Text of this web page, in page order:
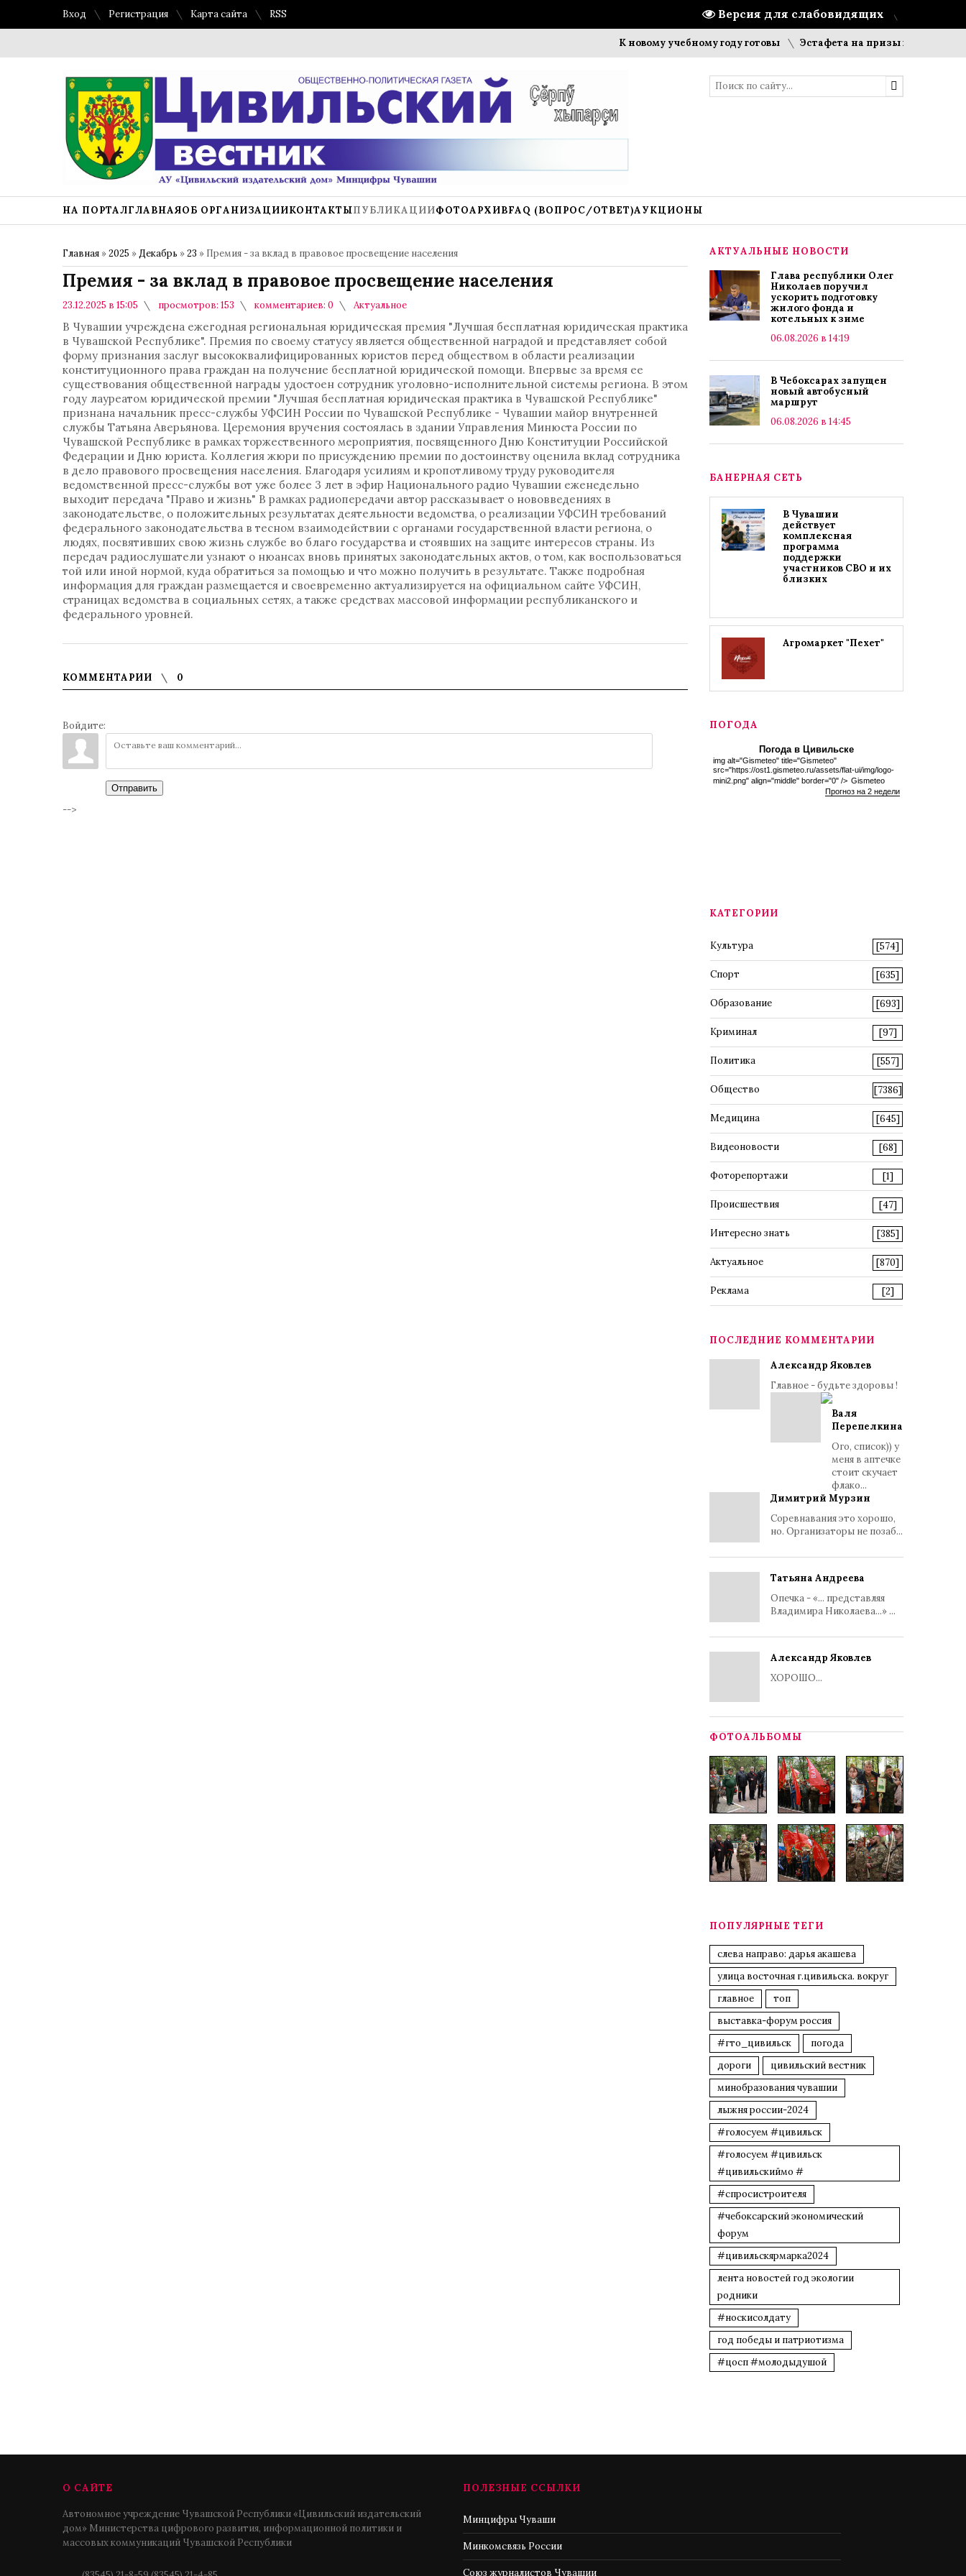
Версия для слабовидящих
Вход Регистрация Карта сайта RSS
К новому учебному году готовы Эстафета на призы газеты
НА ПОРТАЛГЛАВНАЯОБ ОРГАНИЗАЦИИКОНТАКТЫПУБЛИКАЦИИФОТОАРХИВFAQ (ВОПРОС/ОТВЕТ)АУКЦИОНЫ
Главная »2025 »Декабрь »23 » Премия - за вклад в правовое просвещение населения
Премия - за вклад в правовое просвещение населения
23.12.2025 в 15:05 просмотров: 153 комментариев: 0 Актуальное
В Чувашии учреждена ежегодная региональная юридическая премия "Лучшая бесплатная юридическая практика
в Чувашской Республике". Премия по своему статусу является общественной наградой и представляет собой
форму признания заслуг высококвалифицированных юристов перед обществом в области реализации
конституционного права граждан на получение бесплатной юридической помощи. Впервые за время ее
существования общественной награды удостоен сотрудник уголовно-исполнительной системы региона. В этом
году лауреатом юридической премии "Лучшая бесплатная юридическая практика в Чувашской Республике"
признана начальник пресс-службы УФСИН России по Чувашской Республике - Чувашии майор внутренней
службы Татьяна Аверьянова. Церемония вручения состоялась в здании Управления Минюста России по
Чувашской Республике в рамках торжественного мероприятия, посвященного Дню Конституции Российской
Федерации и Дню юриста. Коллегия жюри по присуждению премии по достоинству оценила вклад сотрудника
в дело правового просвещения населения. Благодаря усилиям и кропотливому труду руководителя
ведомственной пресс-службы вот уже более 3 лет в эфир Национального радио Чувашии еженедельно
выходит передача "Право и жизнь" В рамках радиопередачи автор рассказывает о нововведениях в
законодательстве, о положительных результатах деятельности ведомства, о реализации УФСИН требований
федерального законодательства в тесном взаимодействии с органами государственной власти региона, о
людях, посвятивших свою жизнь службе во благо государства и стоявших на защите интересов страны. Из
передач радиослушатели узнают о нюансах вновь принятых законодательных актов, о том, как воспользоваться
той или иной нормой, куда обратиться за помощью и что можно получить в результате. Также подробная
информация для граждан размещается и своевременно актуализируется на официальном сайте УФСИН,
страницах ведомства в социальных сетях, а также средствах массовой информации республиканского и
федерального уровней.
КОММЕНТАРИИ 0
Войдите:
Отправить
-->
АКТУАЛЬНЫЕ НОВОСТИ
Глава республики Олег
Николаев поручил
ускорить подготовку
жилого фонда и
котельных к зиме
06.08.2026 в 14:19
В Чебоксарах запущен
новый автобусный
маршрут
06.08.2026 в 14:45
БАНЕРНАЯ СЕТЬ
В Чувашии
действует
комплексная
программа
поддержки
участников СВО и их
близких
Агромаркет "Пехет"
ПОГОДА
Погода в Цивильске
img alt="Gismeteo" title="Gismeteo"
src="https://ost1.gismeteo.ru/assets/flat-ui/img/logo-
mini2.png" align="middle" border="0" /> Gismeteo
Прогноз на 2 недели
КАТЕГОРИИ
Культура [574]
Спорт [635]
Образование [693]
Криминал [97]
Политика [557]
Общество [7386]
Медицина [645]
Видеоновости [68]
Фоторепортажи [1]
Происшествия [47]
Интересно знать [385]
Актуальное [870]
Реклама [2]
ПОСЛЕДНИЕ КОММЕНТАРИИ
Александр Яковлев
Главное - будьте здоровы !
Валя
Перепелкина
Ого, список)) у
меня в аптечке
стоит скучает
флако...
Димитрий Мурзин
Соревнавания это хорошо,
но. Организаторы не позаб...
Татьяна Андреева
Опечка - «... представляя
Владимира Николаева...» ...
Александр Яковлев
ХОРОШО...
ФОТОАЛЬБОМЫ
ПОПУЛЯРНЫЕ ТЕГИ
слева направо: дарья акашева
улица восточная г.цивильска. вокруг
главное
топ
выставка-форум россия
#гто_цивильск
погода
дороги
цивильский вестник
минобразования чувашии
лыжня россии-2024
#голосуем #цивильск
#голосуем #цивильск
#цивильскиймо #
#спросистроителя
#чебоксарский экономический
форум
#цивильскярмарка2024
лента новостей год экологии
родники
#носкисолдату
год победы и патриотизма
#цосп #молодыдушой
О САЙТЕ
Автономное учреждение Чувашской Республики «Цивильский издательский
дом» Министерства цифрового развития, информационной политики и
массовых коммуникаций Чувашской Республики
ПОЛЕЗНЫЕ ССЫЛКИ
Минцифры Чуваши
Минкомсвязь России
Союз журналистов Чувашии